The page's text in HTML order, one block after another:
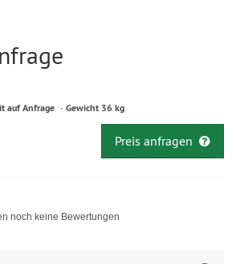
auf Anfrage Gewicht 36 kg
Preis anfragen
noch keine Bewertungen